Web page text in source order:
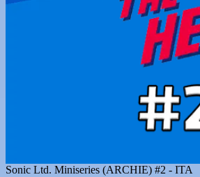
Sonic Ltd. Miniseries (ARCHIE) #2 - ITA